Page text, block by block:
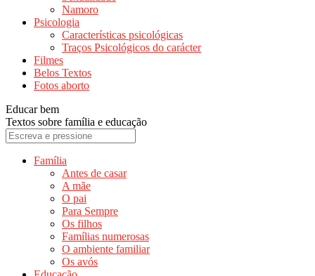
Namoro
Psicologia
Características psicológicas
Traços Psicológicos do carácter
Filmes
Belos Textos
Fotos aborto
Educar bem
Textos sobre família e educação
Família
Antes de casar
A mãe
O pai
Para Sempre
Os filhos
Famílias numerosas
O ambiente familiar
Os avós